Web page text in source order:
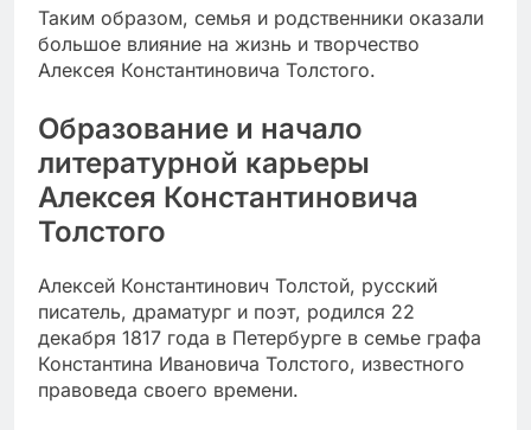
Таким образом, семья и родственники оказали
большое влияние на жизнь и творчество
Алексея Константиновича Толстого.
Образование и начало
литературной карьеры
Алексея Константиновича
Толстого
Алексей Константинович Толстой, русский
писатель, драматург и поэт, родился 22
декабря 1817 года в Петербурге в семье графа
Константина Ивановича Толстого, известного
правоведа своего времени.